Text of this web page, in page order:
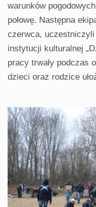
warunków
połowę. Następna
czerwca, uczestniczyli
instytucji kulturalnej
pracy trwały podczas
dzieci oraz rodzice